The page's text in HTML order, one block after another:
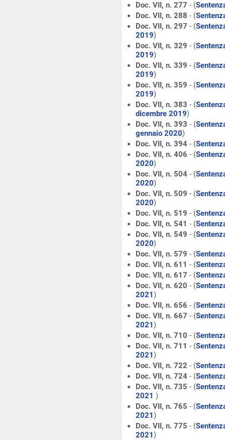
Doc. VII, n. 277 - (
Doc. VII, n. 288 - (
Doc. VII, n. 297 - (
2019)
Doc. VII, n. 329 - (
2019)
Doc. VII, n. 339 - (
2019)
Doc. VII, n. 359 - (
2019)
Doc. VII, n. 383 - (
dicembre 2019)
Doc. VII, n. 393 - (
gennaio 2020)
Doc. VII, n. 394- (
Doc. VII, n. 406 - (
2020)
Doc. VII, n. 504- (
2020)
Doc. VII, n. 509 - (
2020)
Doc. VII, n. 519 - (
Doc. VII, n. 541 - (
Doc. VII, n. 549 - (
2020)
Doc. VII, n. 579 - (
Doc. VII, n. 611 - (
Doc. VII, n. 617 - (
Doc. VII, n. 620 - (
2021)
Doc. VII, n. 656 - (
Doc. VII, n. 667 - (
2021)
Doc. VII, n. 710 - (
Doc. VII, n. 711 - (
2021)
Doc. VII, n. 722 - (
Doc. VII, n. 724- (
Doc. VII, n. 735 - (
2021 )
Doc. VII, n. 765 - (
2021)
Doc. VII, n. 775 - (
2021)